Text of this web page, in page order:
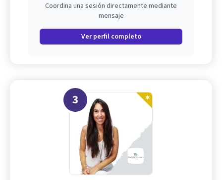
Coordina una sesión directamente mediante
mensaje
Ver perfil completo
3